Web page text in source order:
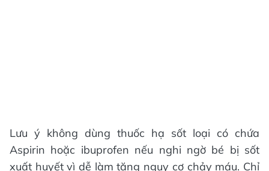
Lưu ý không dùng thuốc hạ sốt loại có chứa
Aspirin hoặc ibuprofen nếu nghi ngờ bé bị sốt
xuất huyết vì dễ làm tăng nguy cơ chảy máu. Chỉ